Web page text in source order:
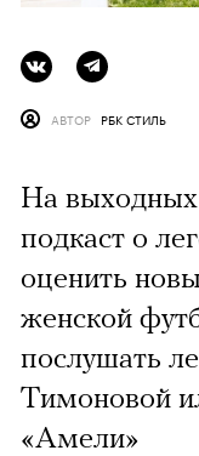
АВТОР РБК СТИЛЬ
На
подкаст о
оценить
женской
послушать
Тимоновой
«Амели»